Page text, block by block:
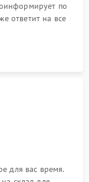
по
ответит на все
для вас время.